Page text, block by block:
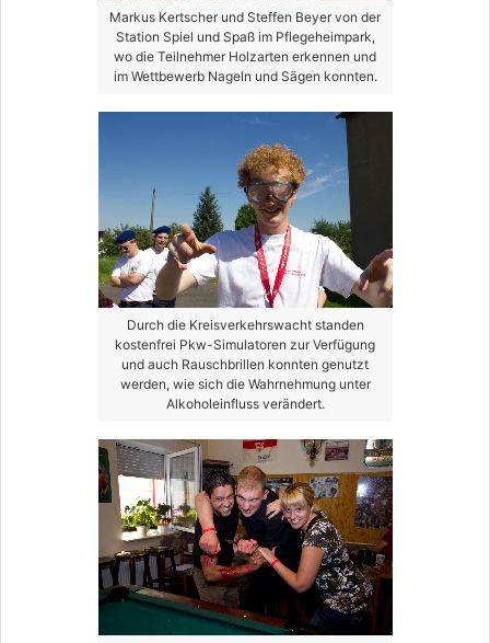
Markus Kertscher und Steffen Beyer von der
Station Spiel und Spaß im Pflegeheimpark,
wo die Teilnehmer Holzarten erkennen und
im Wettbewerb Nageln und Sägen konnten.
Durch die Kreisverkehrswacht standen
kostenfrei Pkw-Simulatoren zur Verfügung
und auch Rauschbrillen konnten genutzt
werden, wie sich die Wahrnehmung unter
Alkoholeinfluss verändert.